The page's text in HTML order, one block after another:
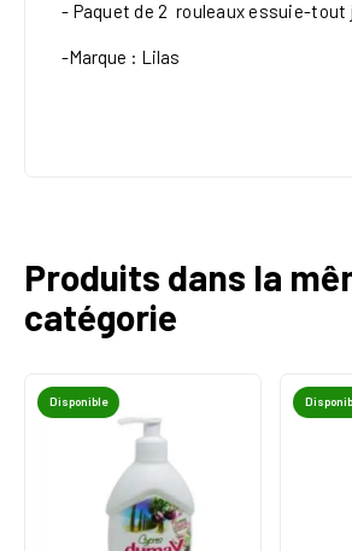
- Paquet de 2 rouleauxessuie-tout
-Marque : Lilas
Produits dans la
catégorie
Disponible